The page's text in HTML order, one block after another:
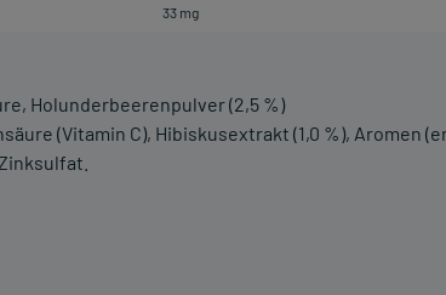
33 mg
Holunderbeerenpulver (2,5 %)
(Vitamin C), Hibiskusextrakt (1,0 %), Aromen